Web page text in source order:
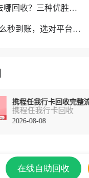
沃尔玛礼品卡去哪回收？三种优胜途径推荐
京东e卡回收怎么秒到账，选对平台是关键
携程任我行卡回收
2026-08-08
在线自助回收